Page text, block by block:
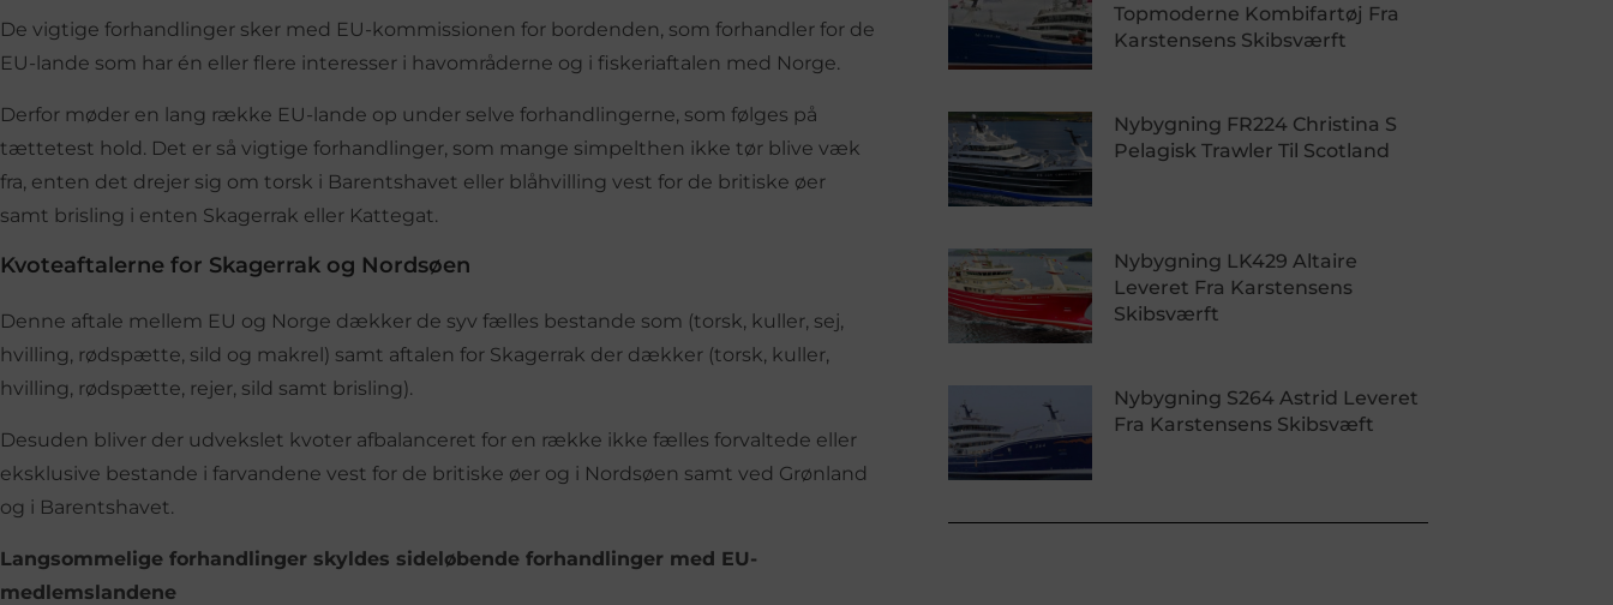
De vigtige forhandlinger sker med EU-kommissionen for bordenden, som forhandler for de
EU-lande som har én eller flere interesser i havområderne og i fiskeriaftalen med Norge.
Derfor møder en lang række EU-lande op under selve forhandlingerne, som følges på
tættetest hold. Det er så vigtige forhandlinger, som mange simpelthen ikke tør blive væk
fra, enten det drejer sig om torsk i Barentshavet eller blåhvilling vest for de britiske øer
samt brisling i enten Skagerrak eller Kattegat.
Kvoteaftalerne for Skagerrak og Nordsøen
Denne aftale mellem EU og Norge dækker de syv fælles bestande som (torsk, kuller, sej,
hvilling, rødspætte, sild og makrel) samt aftalen for Skagerrak der dækker (torsk, kuller,
hvilling, rødspætte, rejer, sild samt brisling).
Desuden bliver der udvekslet kvoter afbalanceret for en række ikke fælles forvaltede eller
eksklusive bestande i farvandene vest for de britiske øer og i Nordsøen samt ved Grønland
og i Barentshavet.
Langsommelige forhandlinger skyldes sideløbende forhandlinger med EU-
medlemslandene
Topmoderne Kombifartøj Fra
Karstensens Skibsværft
Nybygning FR224 Christina S
Pelagisk Trawler Til Scotland
Nybygning LK429 Altaire
Leveret Fra Karstensens
Skibsværft
Nybygning S264 Astrid Leveret
Fra Karstensens Skibsvæft